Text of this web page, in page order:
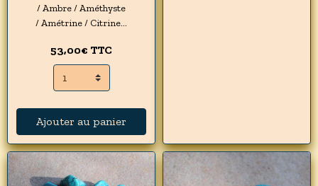
/ Ambre / Améthyste
/ Amétrine / Citrine...
53,00€ TTC
Ajouter au panier